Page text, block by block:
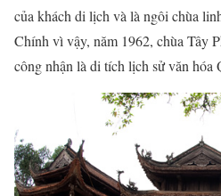
của khách di lịch và là ngôi chùa
Chính vì vậy, năm 1962, chùa Tây
công nhận là di tích lịch sử văn hóa